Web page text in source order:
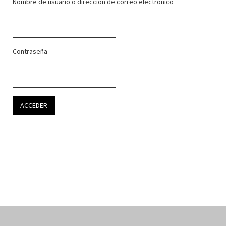
Contraseña